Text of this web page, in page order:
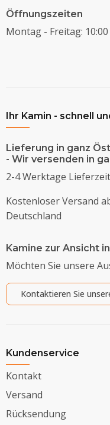
Öffnungszeiten
Montag - Freitag:
Ihr Kamin - schnell
Lieferung in ganz
- Wir versenden in
2-4 Werktage
Kostenloser Versand
Deutschland
Kamine zur Ansicht
Möchten Sie unsere
Kontaktieren Sie
Kundenservice
Kontakt
Versand
Rücksendung